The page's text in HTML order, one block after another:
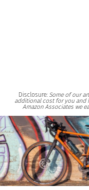
Disclosure: Some of our
additional cost for you and
Amazon Associates we